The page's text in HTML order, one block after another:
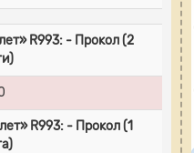
R993: - Прокол (2
R993: - Прокол (1